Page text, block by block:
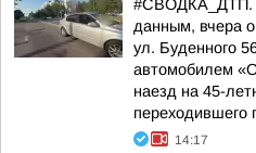
#СВОДКА_ДТП.
данным, вчера
ул. Буденного
автомобилем
наезд на 45-
переходившего
14:17